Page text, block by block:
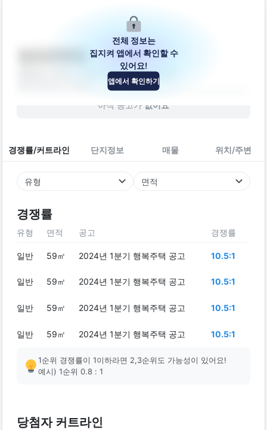
충청북도 청주시 서원구 청남로2104번길 8
아직 공고가 없어요
경쟁률/커트라인 단지정보 매물 위치/주변
유형 면적
경쟁률
전체 정보는
집지켜 앱에서 확인할 수
있어요!
앱에서 확인하기
유형 면적 공고 경쟁률
일반 59㎡ 2024년 1분기 행복주택 공고 10.5:1
일반 59㎡ 2024년 1분기 행복주택 공고 10.5:1
일반 59㎡ 2024년 1분기 행복주택 공고 10.5:1
일반 59㎡ 2024년 1분기 행복주택 공고 10.5:1
1순위 경쟁률이 1이하라면 2,3순위도 가능성이 있어요!
예시) 1순위 0.8 : 1
당첨자 커트라인